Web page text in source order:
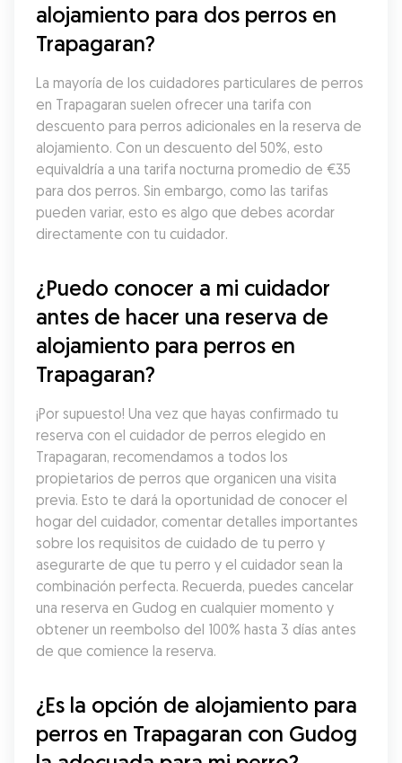
alojamiento para dos perros en
Trapagaran?
La mayoría de los cuidadores particulares de perros
en Trapagaran suelen ofrecer una tarifa con
descuento para perros adicionales en la reserva de
alojamiento. Con un descuento del 50%, esto
equivaldría a una tarifa nocturna promedio de €35
para dos perros. Sin embargo, como las tarifas
pueden variar, esto es algo que debes acordar
directamente con tu cuidador.
¿Puedo conocer a mi cuidador
antes de hacer una reserva de
alojamiento para perros en
Trapagaran?
¡Por supuesto! Una vez que hayas confirmado tu
reserva con el cuidador de perros elegido en
Trapagaran, recomendamos a todos los
propietarios de perros que organicen una visita
previa. Esto te dará la oportunidad de conocer el
hogar del cuidador, comentar detalles importantes
sobre los requisitos de cuidado de tu perro y
asegurarte de que tu perro y el cuidador sean la
combinación perfecta. Recuerda, puedes cancelar
una reserva en Gudog en cualquier momento y
obtener un reembolso del 100% hasta 3 días antes
de que comience la reserva.
¿Es la opción de alojamiento para
perros en Trapagaran con Gudog